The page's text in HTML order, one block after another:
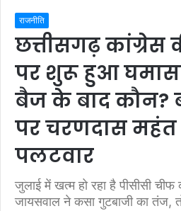
राजनीति
छत्तीसगढ़ कांग्रेस
पर शुरू हुआ
बैज के बाद कौन?
पर चरणदास महंत
पलटवार
जुलाई में खत्म हो रहा है पीसीसी चीफ
जायसवाल ने कसा गुटबाजी का तंज, तो